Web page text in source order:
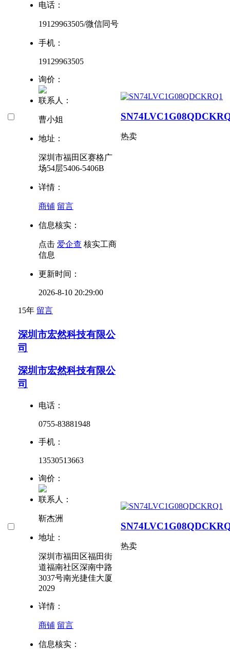
电话：
19129963505/微信同号
手机：
19129963505
询价：
联系人：
曹小姐
地址：
深圳市福田区赛格广
场54层5406-5406B
详情：
商铺 留言
信息核实：
点击 爱企查 核实工商
信息
更新时间：
2026-8-10 20:29:00
15年 留言
热卖
深圳市宏然科技有限公
司
深圳市宏然科技有限公
司
电话：
0755-83881948
手机：
13530513663
询价：
联系人：
靳杰洲
地址：
深圳市福田区福田街
道福南社区深南中路
3037号南光捷佳大厦
2029
详情：
商铺 留言
信息核实：
热卖